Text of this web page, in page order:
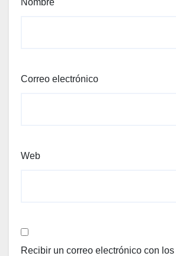
Nombre
Correo electrónico
Web
Recibir un correo electrónico con